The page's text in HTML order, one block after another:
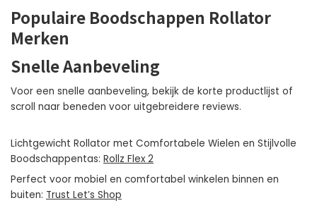
Populaire Boodschappen Rollator
Merken
Snelle Aanbeveling
Voor een snelle aanbeveling, bekijk de korte productlijst of
scroll naar beneden voor uitgebreidere reviews.
Lichtgewicht Rollator met Comfortabele Wielen en Stijlvolle
Boodschappentas: Rollz Flex 2
Perfect voor mobiel en comfortabel winkelen binnen en
buiten: Trust Let’s Shop